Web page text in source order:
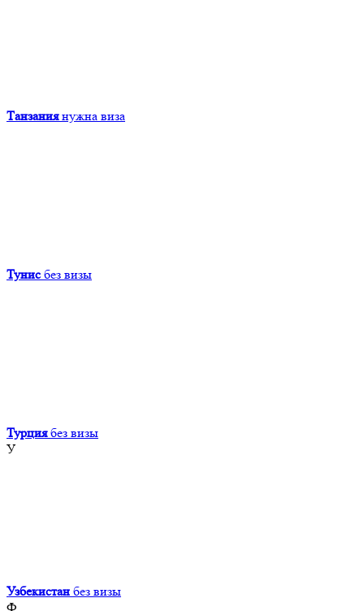
Танзания нужна виза
Тунис без визы
Турция без визы
У
Узбекистан без визы
Ф